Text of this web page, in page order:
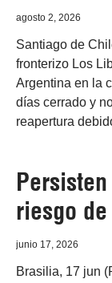
agosto 2, 2026
Santiago de
fronterizo Los
Argentina en la
días cerrado y
reapertura
riesgo
junio 17, 2026
Brasilia, 17 jun